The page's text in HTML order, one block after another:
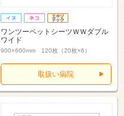
ワンツーペットシーツＷＷダブル
ワイド
900×600mm 120枚（20枚×6）
取扱い病院